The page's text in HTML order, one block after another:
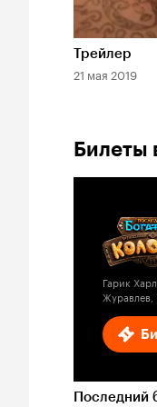
Трейлер
21 мая 2019
Билеты
Гарик
Последний